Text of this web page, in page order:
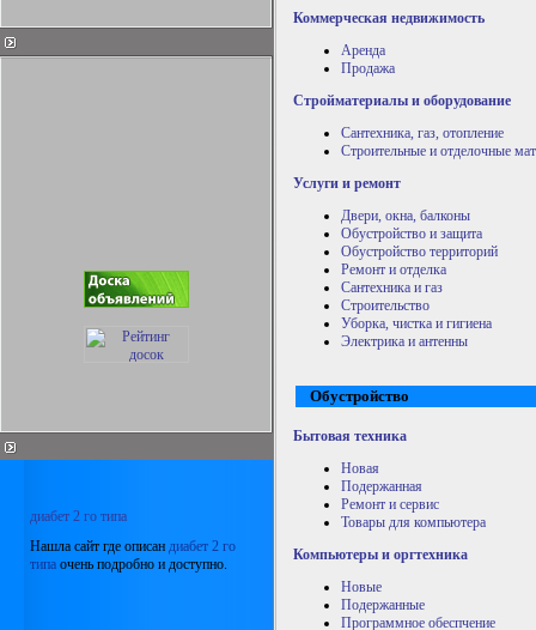
диабет 2 го типа
Нашла сайт где описан диабет 2 го
типа очень подробно и доступно.
Коммерческая недвижимость
Аренда
Продажа
Стройматериалы и оборудование
Сантехника, газ, отопление
Строительные и отделочные
Услуги и ремонт
Двери, окна, балконы
Обустройство и защита
Обустройство территорий
Ремонт и отделка
Сантехника и газ
Строительство
Уборка, чистка и гигиена
Электрика и антенны
Обустройство
Бытовая техника
Новая
Подержанная
Ремонт и сервис
Товары для компьютера
Компьютеры и оргтехника
Новые
Подержанные
Программное обеспчение